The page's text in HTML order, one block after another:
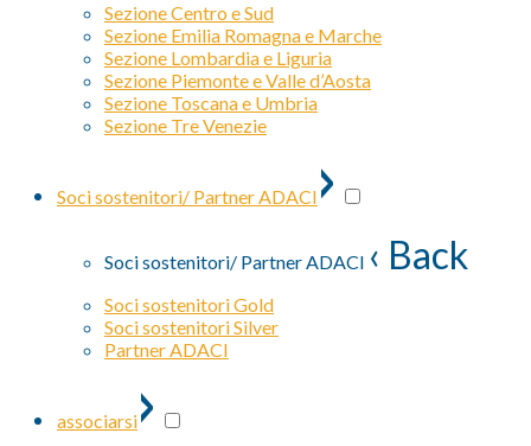
Sezione Centro e Sud
Sezione Emilia Romagna e Marche
Sezione Lombardia e Liguria
Sezione Piemonte e Valle d’Aosta
Sezione Toscana e Umbria
Sezione Tre Venezie
Soci sostenitori/ Partner ADACI ›
Soci sostenitori/ Partner ADACI ‹ Back
Soci sostenitori Gold
Soci sostenitori Silver
Partner ADACI
associarsi›